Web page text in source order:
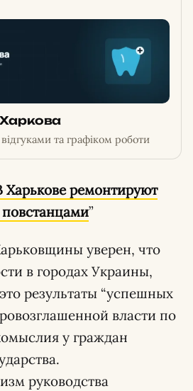
відгуками та графіком роботи
Харькове ремонтируют
”
уверен, что
в городах Украины,
результаты “успешных
власти по
у граждан
руководства